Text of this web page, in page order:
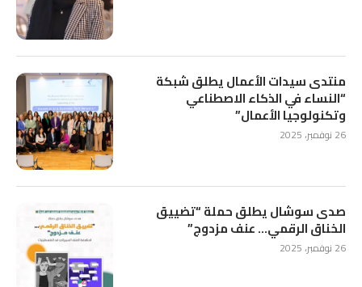
منتدى سيدات الأعمال يطلق شبكة
“النساء في الذكاء الاصطناعي
وتكنولوجيا الأعمال”
26 نوفمبر، 2025
صدى سوشال يطلق حملة “تضييق
الخناق الرقمي… عنف مزدوج”
26 نوفمبر، 2025